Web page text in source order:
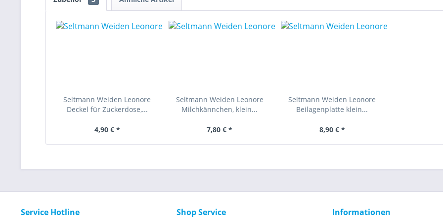
Seltmann Weiden Leonore
Deckel für Zuckerdose,...
4,90 € *
Seltmann Weiden Leonore
Milchkännchen, klein...
7,80 € *
Seltmann Weiden Leonore
Beilagenplatte klein...
8,90 € *
Service Hotline Shop Service Informationen